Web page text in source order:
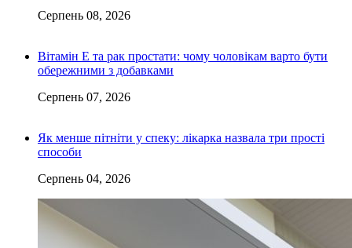
Серпень 08, 2026
Вітамін Е та рак простати: чому чоловікам варто бути
обережними з добавками
Серпень 07, 2026
Як менше пітніти у спеку: лікарка назвала три прості
способи
Серпень 04, 2026